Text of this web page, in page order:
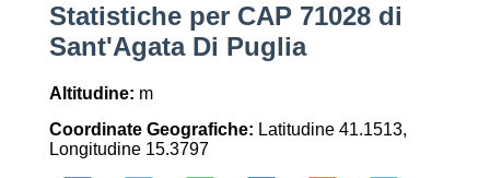
Statistiche per CAP 71028 di
Sant'Agata Di Puglia
Altitudine: m
Coordinate Geografiche: Latitudine 41.1513,
Longitudine 15.3797